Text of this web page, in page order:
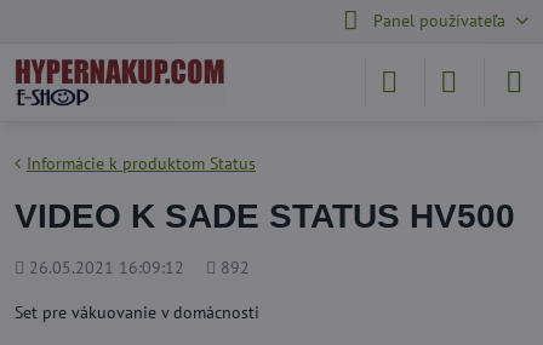
Panel používateľa
Informácie k produktom Status
VIDEO K SADE STATUS HV500
Pridané
26.05.2021 16:09:12
Počet
892
Set pre vákuovanie v domácnosti